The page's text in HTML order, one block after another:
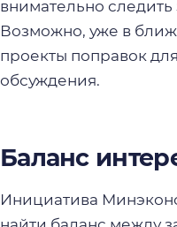
внимательно
Возможно, уже в
проекты поправок
обсуждения.
Баланс
Инициатива